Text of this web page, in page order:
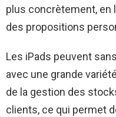
plus concrètement,
des propositions
Les iPads peuvent
avec une grande
de la gestion des
clients, ce qui permet